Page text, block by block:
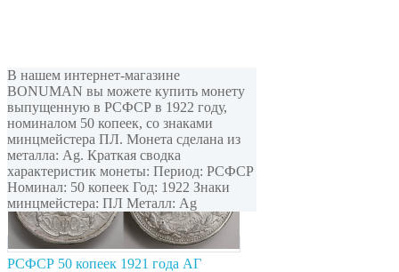
В нашем интернет-магазине
BONUMAN вы можете купить монету
выпущенную в РСФСР в 1922 году,
номиналом 50 копеек, cо знаками
минцмейстера ПЛ. Монета сделана из
металла: Ag. Краткая сводка
характеристик монеты: Период: РСФСР
Номинал: 50 копеек Год: 1922 Знаки
минцмейстера: ПЛ Металл: Ag
РСФСР 50 копеек 1921 года АГ